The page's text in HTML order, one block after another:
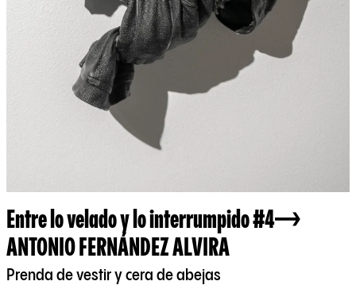
Entre lo velado y lo interrumpido #4
ANTONIO FERNÁNDEZ ALVIRA
Prenda de vestir y cera de abejas